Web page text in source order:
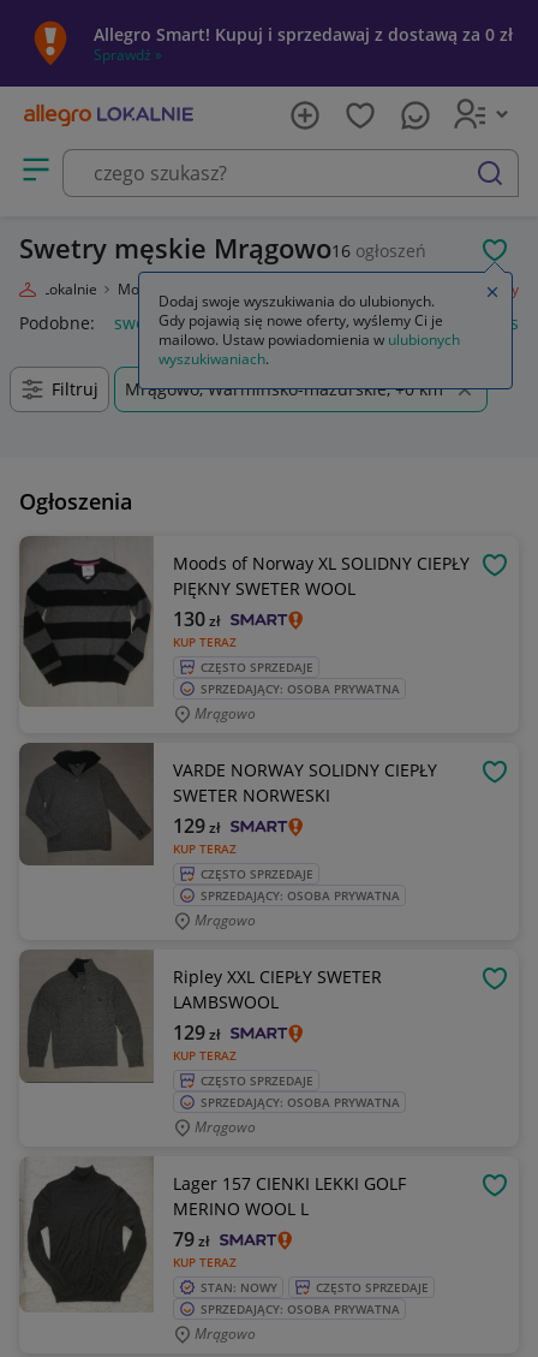
Allegro Smart! Kupuj i sprzedawaj z dostawą za 0 zł
Sprawdź »
Otwórz menu z kategoriami
szukaj
Swetry męskie Mrągowo16 ogłoszeń
Lokalnie Moda Swetry
Podobne: swetry damskie swetry rozpinane swetry
Filtruj Mrągowo, Warmińsko-mazurskie, +0 km
Ogłoszenia
Moods of Norway XL SOLIDNY CIEPŁY
PIĘKNY SWETER WOOL
KUP TERAZ
130zł
CZĘSTO SPRZEDAJE
SPRZEDAJĄCY: OSOBA PRYWATNA
Mrągowo
VARDE NORWAY SOLIDNY CIEPŁY
SWETER NORWESKI
KUP TERAZ
129zł
CZĘSTO SPRZEDAJE
SPRZEDAJĄCY: OSOBA PRYWATNA
Mrągowo
Ripley XXL CIEPŁY SWETER
LAMBSWOOL
KUP TERAZ
129zł
CZĘSTO SPRZEDAJE
SPRZEDAJĄCY: OSOBA PRYWATNA
Mrągowo
Lager 157 CIENKI LEKKI GOLF
MERINO WOOL L
KUP TERAZ
79zł
STAN: NOWY
CZĘSTO SPRZEDAJE
SPRZEDAJĄCY: OSOBA PRYWATNA
Mrągowo
Dodaj swoje wyszukiwania do ulubionych.
Gdy pojawią się nowe oferty, wyślemy Ci je
mailowo. Ustaw powiadomienia w ulubionych
wyszukiwaniach.